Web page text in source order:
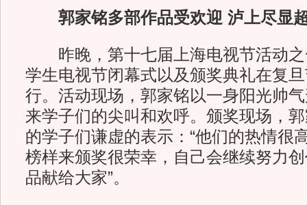
郭家铭多部作品受欢迎 泸上尽显
昨晚，第十七届上海电视节活动之
学生电视节闭幕式以及颁奖典礼在复
行。活动现场，郭家铭以一身阳光帅
来学子们的尖叫和欢呼。颁奖现场，
的学子们谦虚的表示：“他们的热情很
榜样来颁奖很荣幸，自己会继续努力
品献给大家”。